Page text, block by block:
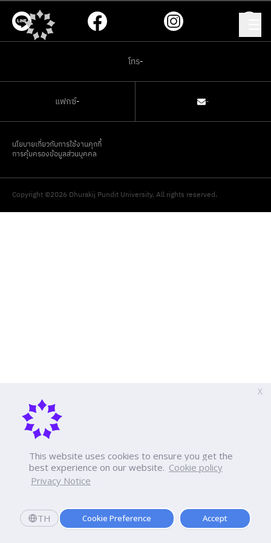
This website uses cookies to ensure you get the
best experience on our website. Cookie policy
Privacy Notice
TH Cookie Preference Accept
X
โทร-
แฟกซ์- -
นโยบายเกี่ยวกับการใช้งานคุกกี้
การคุ้มครองข้อมูลส่วนบุคคล
Copyright ©2026 Dhurakij Pundit University. All rights reserved.